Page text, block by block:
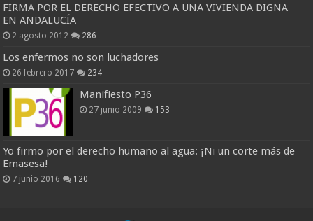
FIRMA POR EL DERECHO EFECTIVO A UNA VIVIENDA DIGNA
EN ANDALUCÍA
2 agosto 2012 286
Los enfermos no son luchadores
26 febrero 2017 234
Manifiesto P36
27 junio 2009 153
Yo firmo por el derecho humano al agua: ¡Ni un corte más de
Emasesa!
7 junio 2016 120